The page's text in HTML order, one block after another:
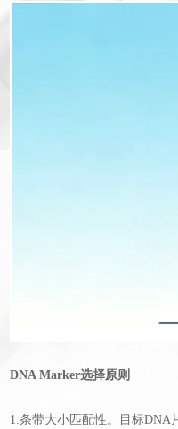
DNA Marker选择原则
1.条带大小匹配性。目标DNA